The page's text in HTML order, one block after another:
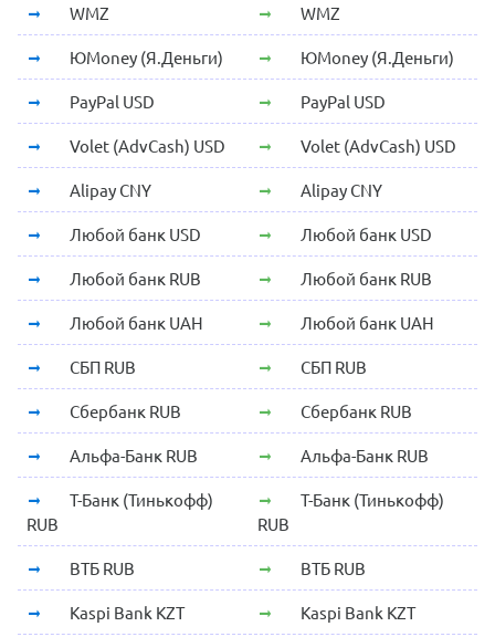
WMZ WMZ
ЮMoney (Я.Деньги) ЮMoney (Я.Деньги)
PayPal USD PayPal USD
Volet (AdvCash) USD Volet (AdvCash) USD
Alipay CNY Alipay CNY
Любой банк USD Любой банк USD
Любой банк RUB Любой банк RUB
Любой банк UAH Любой банк UAH
СБП RUB СБП RUB
Сбербанк RUB Сбербанк RUB
Альфа-Банк RUB Альфа-Банк RUB
Т-Банк (Тинькофф)
RUB
Т-Банк (Тинькофф)
RUB
ВТБ RUB ВТБ RUB
Kaspi Bank KZT Kaspi Bank KZT